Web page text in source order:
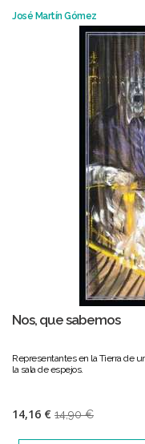
José Martín Gómez
Nos, que sabemos
Representantes en la Tierra de
la sala de espejos.
14,16 € 14,90 €